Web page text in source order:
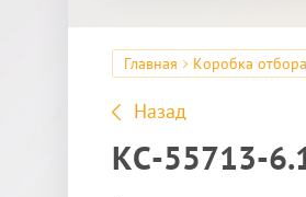
Главная Коробка
Назад
КС-55713-